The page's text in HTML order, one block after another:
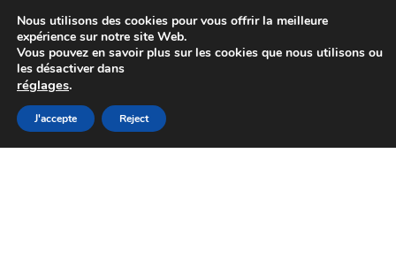
Colissimo livraison à partir de 7 EUR
Du lundi au vendredi de 9 h à 16 h
Aller
à
Aller
au
Nous utilisons des cookies pour vous offrir la meilleure
expérience sur notre site Web.
Vous pouvez en savoir plus sur les cookies que nous utilisons ou
les désactiver dans
réglages.
J'accepte Reject